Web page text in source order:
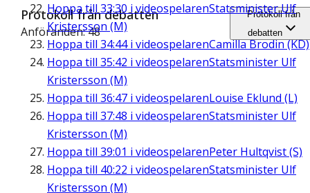
Hoppa till 33:30 i videospelarenStatsminister Ulf
Kristersson (M)
Hoppa till 34:44i videospelarenCamilla Brodin (KD)
Hoppa till 35:42 i videospelarenStatsminister Ulf
Kristersson (M)
Hoppa till 36:47 i videospelarenLouise Eklund (L)
Hoppa till 37:48 i videospelarenStatsminister Ulf
Kristersson (M)
Hoppa till 39:01 i videospelarenPeter Hultqvist (S)
Hoppa till 40:22 i videospelarenStatsminister Ulf
Kristersson (M)
Protokoll från debatten
Anföranden: 48
Protokoll från
debatten